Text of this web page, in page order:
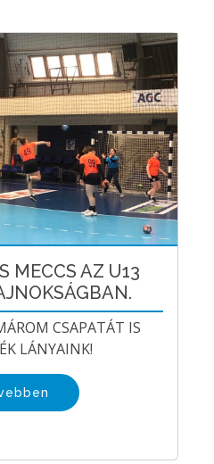
MECCS AZ U13
CSAPATÁT IS
LÁNYAINK!